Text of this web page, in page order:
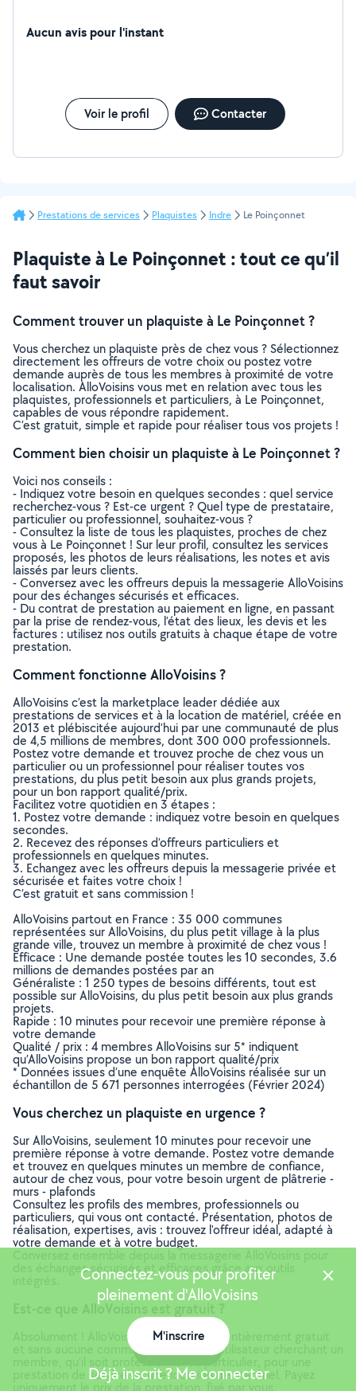
Aucun avis pour l'instant
Voir le profil Contacter
Prestations de services Plaquistes Indre Le Poinçonnet
Plaquiste à Le Poinçonnet : tout ce qu’il
faut savoir
Comment trouver un plaquiste à Le Poinçonnet ?
Vous cherchez un plaquiste près de chez vous ? Sélectionnez
directement les offreurs de votre choix ou postez votre
demande auprès de tous les membres à proximité de votre
localisation. AlloVoisins vous met en relation avec tous les
plaquistes, professionnels et particuliers, à Le Poinçonnet,
capables de vous répondre rapidement.
C’est gratuit, simple et rapide pour réaliser tous vos projets !
Comment bien choisir un plaquiste à Le Poinçonnet ?
Voici nos conseils :
- Indiquez votre besoin en quelques secondes : quel service
recherchez-vous ? Est-ce urgent ? Quel type de prestataire,
particulier ou professionnel, souhaitez-vous ?
- Consultez la liste de tous les plaquistes, proches de chez
vous à Le Poinçonnet ! Sur leur profil, consultez les services
proposés, les photos de leurs réalisations, les notes et avis
laissés par leurs clients.
- Conversez avec les offreurs depuis la messagerie AlloVoisins
pour des échanges sécurisés et efficaces.
- Du contrat de prestation au paiement en ligne, en passant
par la prise de rendez-vous, l’état des lieux, les devis et les
factures : utilisez nos outils gratuits à chaque étape de votre
prestation.
Comment fonctionne AlloVoisins ?
AlloVoisins c’est la marketplace leader dédiée aux
prestations de services et à la location de matériel, créée en
2013 et plébiscitée aujourd’hui par une communauté de plus
de 4,5 millions de membres, dont 300 000 professionnels.
Postez votre demande et trouvez proche de chez vous un
particulier ou un professionnel pour réaliser toutes vos
prestations, du plus petit besoin aux plus grands projets,
pour un bon rapport qualité/prix.
Facilitez votre quotidien en 3 étapes :
1. Postez votre demande : indiquez votre besoin en quelques
secondes.
2. Recevez des réponses d’offreurs particuliers et
professionnels en quelques minutes.
3. Echangez avec les offreurs depuis la messagerie privée et
sécurisée et faites votre choix !
C’est gratuit et sans commission !
AlloVoisins partout en France : 35 000 communes
représentées sur AlloVoisins, du plus petit village à la plus
grande ville, trouvez un membre à proximité de chez vous !
Efficace : Une demande postée toutes les 10 secondes, 3.6
millions de demandes postées par an
Généraliste : 1 250 types de besoins différents, tout est
possible sur AlloVoisins, du plus petit besoin aux plus grands
projets.
Rapide : 10 minutes pour recevoir une première réponse à
votre demande
Qualité / prix : 4 membres AlloVoisins sur 5* indiquent
qu’AlloVoisins propose un bon rapport qualité/prix
* Données issues d’une enquête AlloVoisins réalisée sur un
échantillon de 5 671 personnes interrogées (Février 2024)
Vous cherchez un plaquiste en urgence ?
Sur AlloVoisins, seulement 10 minutes pour recevoir une
première réponse à votre demande. Postez votre demande
et trouvez en quelques minutes un membre de confiance,
autour de chez vous, pour votre besoin urgent de plâtrerie -
murs - plafonds
Consultez les profils des membres, professionnels ou
particuliers, qui vous ont contacté. Présentation, photos de
réalisation, expertises, avis : trouvez l'offreur idéal, adapté à
votre demande et à votre budget.
des échanges sécurisés et efficaces grâce aux outils
Est-ce que AlloVoisins est gratuit ?
Absolument ! AlloVoisins est un service entièrement gratuit
et sans aucune commission pour tout utilisateur cherchant un
prestation de service ou une location de matériel. Payez
uniquement le prix de la prestation, fixé par vous,
Connectez-vous pour profiter
pleinement d'AlloVoisins
M'inscrire
Déjà inscrit ? Me connecter